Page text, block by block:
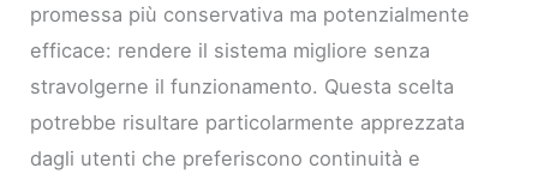
promessa più conservativa ma potenzialmente
efficace: rendere il sistema migliore senza
stravolgerne il funzionamento. Questa scelta
potrebbe risultare particolarmente apprezzata
dagli utenti che preferiscono continuità e